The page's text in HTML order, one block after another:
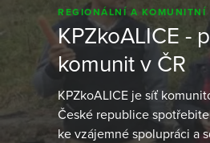
REGIONÁLNÍ A KOMUNITNÍ
KPZkoALICE -
komunit v ČR
KPZkoALICE je síť
České republice
ke vzájemné spolupráci a